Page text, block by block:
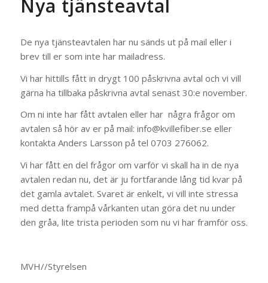
Nya tjänsteavtal
De nya tjänsteavtalen har nu sänds ut på mail eller i
brev till er som inte har mailadress.
Vi har hittills fått in drygt 100 påskrivna avtal och vi vill
gärna ha tillbaka påskrivna avtal senast 30:e november.
Om ni inte har fått avtalen eller har några frågor om
avtalen så hör av er på mail: info@kvillefiber.se eller
kontakta Anders Larsson på tel 0703 276062.
Vi har fått en del frågor om varför vi skall ha in de nya
avtalen redan nu, det är ju fortfarande lång tid kvar på
det gamla avtalet. Svaret är enkelt, vi vill inte stressa
med detta frampå vårkanten utan göra det nu under
den gråa, lite trista perioden som nu vi har framför oss.
MVH//Styrelsen